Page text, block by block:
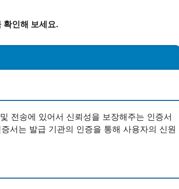
확인해 보세요.
전송에 있어서 신뢰성을 보장해주는 인증서
서는 발급 기관의 인증을 통해 사용자의 신원